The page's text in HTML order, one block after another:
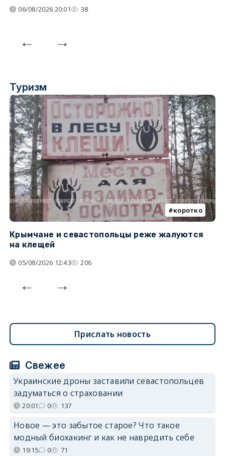
06/08/2026 20:01 38
Туризм
коротко
Крымчане и севастопольцы реже жалуются
на клещей
05/08/2026 12:43 206
Прислать новость
Свежее
Украинские дроны заставили севастопольцев
задуматься о страховании
20:01 0 137
Новое — это забытое старое? Что такое
модный биохакинг и как не навредить себе
19:15 0 71